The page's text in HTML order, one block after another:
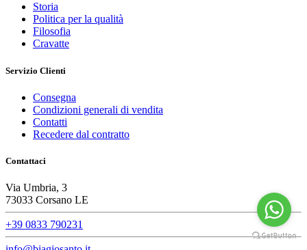
Storia
Politica per la qualità
Filosofia
Cravatte
Servizio Clienti
Consegna
Condizioni generali di vendita
Contatti
Recedere dal contratto
Contattaci
Via Umbria, 3
73033 Corsano LE
+39 0833 790231